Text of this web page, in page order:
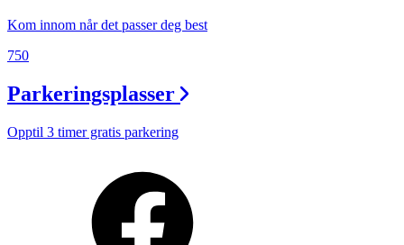
Kom innom når det passer deg best
750
Parkeringsplasser
Opptil 3 timer gratis parkering